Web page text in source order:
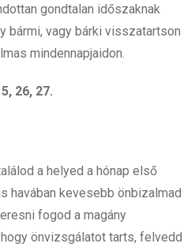
gondtalan időszaknak
bármi, vagy bárki visszatartson
mindennapjaidon.
26, 27.
a helyed a hónap első
havában kevesebb önbizalmad
fogod a magány
önvizsgálatot tarts, felvedd